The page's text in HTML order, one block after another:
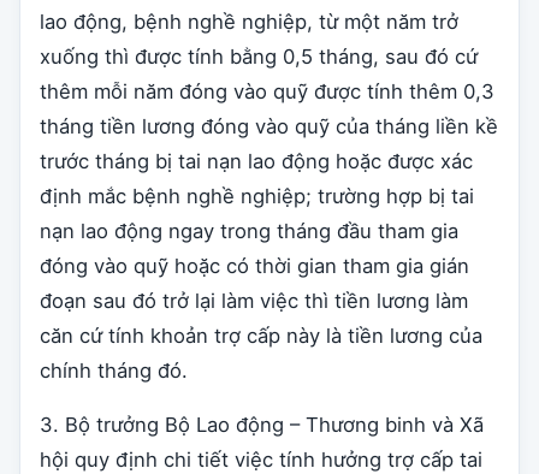
lao động, bệnh nghề nghiệp, từ một năm trở
xuống thì được tính bằng 0,5 tháng, sau đó cứ
thêm mỗi năm đóng vào quỹ được tính thêm 0,3
tháng tiền lương đóng vào quỹ của tháng liền kề
trước tháng bị tai nạn lao động hoặc được xác
định mắc bệnh nghề nghiệp; trường hợp bị tai
nạn lao động ngay trong tháng đầu tham gia
đóng vào quỹ hoặc có thời gian tham gia gián
đoạn sau đó trở lại làm việc thì tiền lương làm
căn cứ tính khoản trợ cấp này là tiền lương của
chính tháng đó.
3. Bộ trưởng Bộ Lao động – Thương binh và Xã
hội quy định chi tiết việc tính hưởng trợ cấp tai